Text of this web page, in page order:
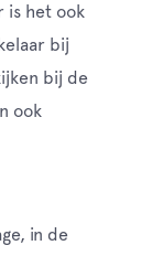
is het ook
bij
bij de
ook
in de